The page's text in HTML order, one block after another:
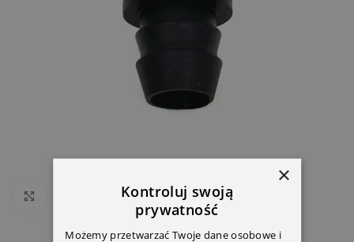
Click to enlarge
×
Kontroluj swoją
prywatność
Możemy przetwarzać Twoje dane osobowe i